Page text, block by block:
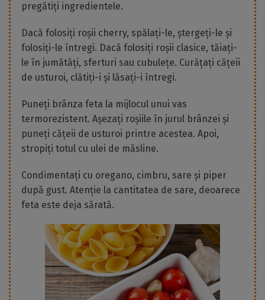
pregătiți ingredientele.
Dacă folosiți roșii cherry, spălați-le, ștergeți-le și
folosiți-le întregi. Dacă folosiți roșii clasice, tăiați-
le în jumătăți, sferturi sau cubulețe. Curățați cățeii
de usturoi, clătiți-i și lăsați-i întregi.
Puneți brânza feta la mijlocul unui vas
termorezistent. Așezați roșiile în jurul brânzei și
puneți cățeii de usturoi printre acestea. Apoi,
stropiți totul cu ulei de măsline.
Condimentați cu oregano, cimbru, sare și piper
după gust. Atenție la cantitatea de sare, deoarece
feta este deja sărată.